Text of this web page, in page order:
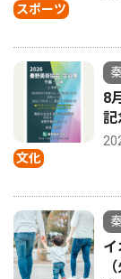
スポーツ
文化
8
記
イ